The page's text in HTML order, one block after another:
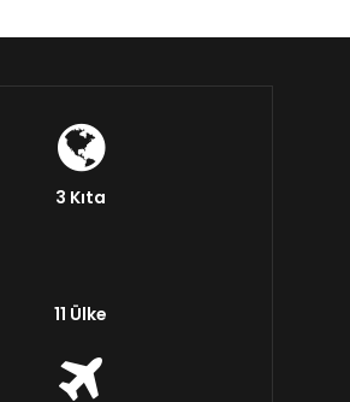
3 Kıta
11 Ülke